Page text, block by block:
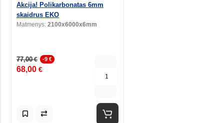
Akcija! Polikarbonatas 6mm
skaidrus EKO
Matmenys: 2100x6000x6mm
77,00€ -9 €
68,00 €